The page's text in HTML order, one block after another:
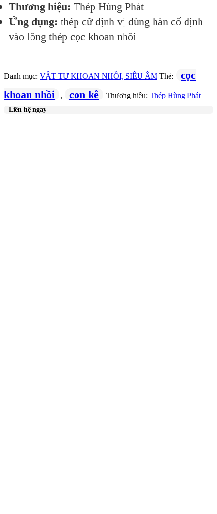
Thương hiệu: Thép Hùng Phát
Ứng dụng: thép cữ định vị dùng hàn cố định
vào lồng thép cọc khoan nhồi
Danh mục: VẬT TƯ KHOAN NHỒI, SIÊU ÂM Thẻ:
cọc
khoan nhồi
, con kê Thương hiệu: Thép Hùng Phát
Liên hệ ngay